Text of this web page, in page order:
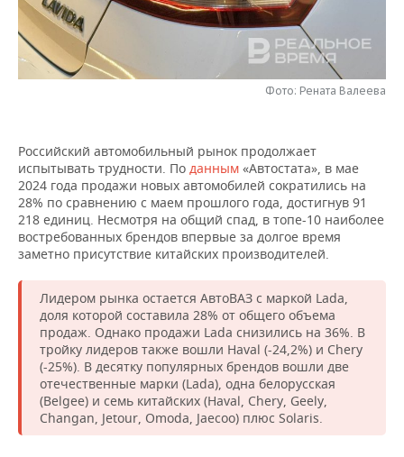
НЕФТЕХИМИЯ
НЕФТЬ
РОЗНИЧНАЯ ТОРГОВЛЯ
ТРАНСПОРТ
НОВОСТИ ТЕХНОЛОГИЙ
IT
ТЕЛЕКОММУНИКАЦИИ
МЕРОПРИЯТИЯ
НОВОСТИ МЕРОПРИЯТИЙ
БИЗНЕС-БРАНЧИ
ONLINE-КОНФЕРЕНЦИИ
ОТКРЫТАЯ ЛЕКЦИЯ
СПОРТ
ФУТБОЛ
ХОККЕЙ
БАСКЕТБОЛ
ВОЛЕЙБОЛ
КИБЕРСПОРТ
ФИГУРНОЕ КАТАНИЕ
ВОДНЫЕ ВИДЫ СПОРТА
НОВОСТИ ОБЩЕСТВА
ВЛАСТЬ
ИНФРАСТРУКТУРА
ИСТОРИЯ
КУЛЬТУРА
МЕДИЦИНА
ОБРАЗОВАНИЕ
ФОТОГАЛЕРЕЯ
СЮЖЕТЫ
СПРАВОЧНИК
СПИСОК ПЕРСОН
СПИСОК КОМПАНИЙ
ПОЛНАЯ ВЕРСИЯ
Фото: Рената Валеева
Российский автомобильный рынок продолжает
испытывать трудности. По данным «Автостата», в мае
2024 года продажи новых автомобилей сократились на
28% по сравнению с маем прошлого года, достигнув 91
218 единиц. Несмотря на общий спад, в топе-10 наиболее
востребованных брендов впервые за долгое время
заметно присутствие китайских производителей.
Лидером рынка остается АвтоВАЗ с маркой Lada,
доля которой составила 28% от общего объема
продаж. Однако продажи Lada снизились на 36%. В
тройку лидеров также вошли Haval (-24,2%) и Chery
(-25%). В десятку популярных брендов вошли две
отечественные марки (Lada), одна белорусская
(Belgee) и семь китайских (Haval, Chery, Geely,
Changan, Jetour, Omoda, Jaecoo) плюс Solaris.